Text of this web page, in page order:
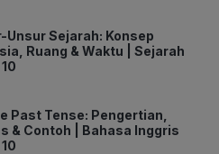
Unsur Sejarah: Konsep
Ruang & Waktu | Sejarah
Past Tense: Pengertian,
& Contoh | Bahasa Inggris